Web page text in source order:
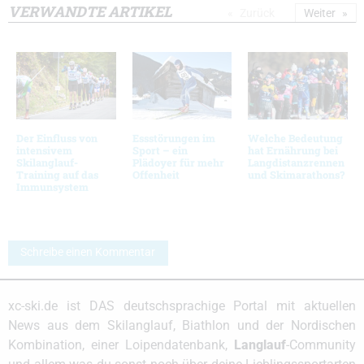
VERWANDTE ARTIKEL
Der Einfluss von
intensivem
Skilanglauf-
Training auf das
Immunsystem
Essstörungen im
Sport – ein
Plädoyer für mehr
Offenheit
Welche Bedeutung
hat Ernährung bei
Langdistanzrennen
und Skimarathons?
Weiter
Schreibe einen Kommentar
xc-ski.de ist DAS deutschsprachige Portal mit aktuellen
News aus dem Skilanglauf, Biathlon und der Nordischen
Kombination, einer Loipendatenbank, Langlauf-Community